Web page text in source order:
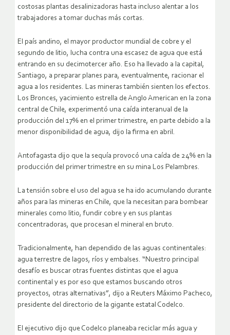
costosas plantas desalinizadoras hasta incluso alentar a los
trabajadores a tomar duchas más cortas.
El país andino, el mayor productor mundial de cobre y el
segundo de litio, lucha contra una escasez de agua que está
entrando en su decimotercer año. Eso ha llevado a la capital,
Santiago, a preparar planes para, eventualmente, racionar el
agua a los residentes. Las mineras también sienten los efectos.
Los Bronces, yacimiento estrella de Anglo American en la zona
central de Chile, experimentó una caída interanual de la
producción del 17% en el primer trimestre, en parte debido a la
menor disponibilidad de agua, dijo la firma en abril.
Antofagasta dijo que la sequía provocó una caída de 24% en la
producción del primer trimestre en su mina Los Pelambres.
La tensión sobre el uso del agua se ha ido acumulando durante
años para las mineras en Chile, que la necesitan para bombear
minerales como litio, fundir cobre y en sus plantas
concentradoras, que procesan el mineral en bruto.
Tradicionalmente, han dependido de las aguas continentales:
agua terrestre de lagos, ríos y embalses. “Nuestro principal
desafío es buscar otras fuentes distintas que el agua
continental y es por eso que estamos buscando otros
proyectos, otras alternativas”, dijo a Reuters Máximo Pacheco,
presidente del directorio de la gigante estatal Codelco.
El ejecutivo dijo que Codelco planeaba reciclar más agua y